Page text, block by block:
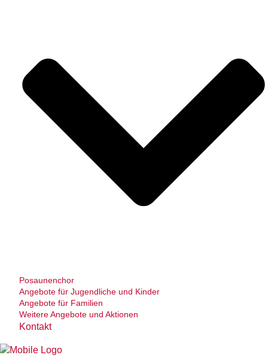
Posaunenchor
Angebote für Jugendliche und Kinder
Angebote für Familien
Weitere Angebote und Aktionen
Kontakt